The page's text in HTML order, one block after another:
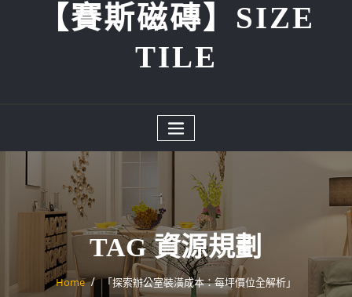
【賽斯磁磚】SIZE
TILE
TAG 資源規劃
Home 「探索辦公室裝潢成本：每坪價位全解析」